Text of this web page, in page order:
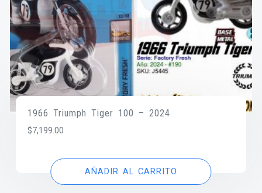
1966 Triumph Tiger 100 – 2024
$7,199.00
AÑADIR AL CARRITO